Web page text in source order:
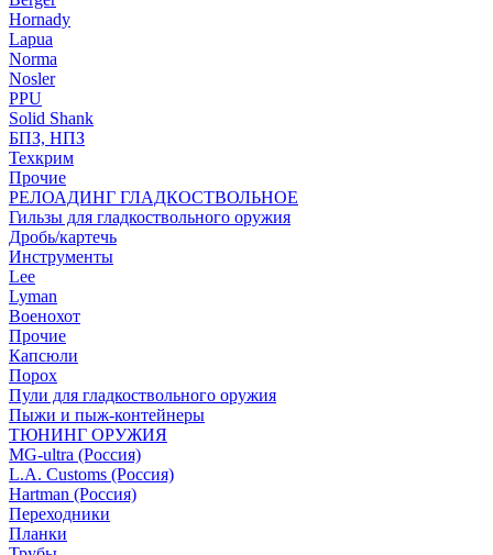
Hornady
Lapua
Norma
Nosler
PPU
Solid Shank
БПЗ, НПЗ
Техкрим
Прочие
РЕЛОАДИНГ ГЛАДКОСТВОЛЬНОЕ
Гильзы для гладкоствольного оружия
Дробь/картечь
Инструменты
Lee
Lyman
Военохот
Прочие
Капсюли
Порох
Пули для гладкоствольного оружия
Пыжи и пыж-контейнеры
ТЮНИНГ ОРУЖИЯ
MG-ultra (Россия)
L.A. Customs (Россия)
Hartman (Россия)
Переходники
Планки